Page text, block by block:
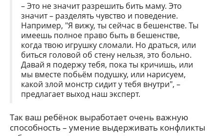
– Это не значит разрешить бить маму. Это
значит – разделять чувство и поведение.
Например, "Я вижу, ты сейчас в бешенстве. Ты
имеешь полное право быть в бешенстве,
когда твою игрушку сломали. Но драться, или
биться головой об стену нельзя, это больно.
Давай я подержу тебя, пока ты кричишь, или
мы вместе побьём подушку, или нарисуем,
какой злой монстр сидит у тебя внутри", –
предлагает выход наш эксперт.
Так ваш ребёнок выработает очень важную
способность – умение выдерживать конфликты